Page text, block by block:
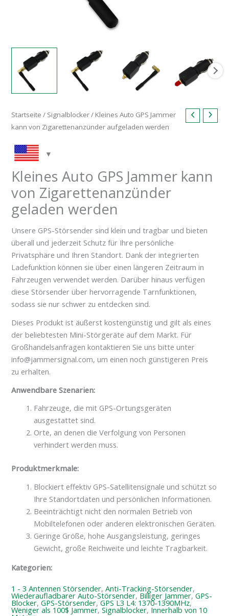
Startseite / Signalblocker/ Kleines Auto GPS Jammer
kann von Zigarettenanzünder aufgeladen werden
Kleines Auto GPS Jammer kann
von Zigarettenanzünder
geladen werden
Unsere GPS-Störsender sind klein und tragbar und bieten
überall und jederzeit Schutz für Ihre persönliche
Privatsphäre und Ihren Standort. Dank der integrierten
Ladefunktion können sie über einen längeren Zeitraum in
Fahrzeugen verwendet werden. Darüber hinaus verfügen
diese Störsender über hervorragende Tarnfunktionen,
sodass sie nur schwer zu entdecken sind.
Dieses Produkt ist äußerst kostengünstig und gilt als eines
der beliebtesten Mini-Störgeräte auf dem Markt. Für
Großhandelsanfragen kontaktieren Sie uns bitte unter
info@jammersignal.com, um einen noch günstigeren Preis
zu erhalten.
Anwendbare Szenarien:
Fahrzeuge, die mit GPS-Ortungsgeräten
ausgestattet sind.
Orte, an denen die Verfolgung von Personen
verhindert werden muss.
Produktmerkmale:
Blockiert effektiv GPS-Satellitensignale und schützt so
Ihre Standortdaten und persönlichen Informationen.
Beeinträchtigt nicht den normalen Betrieb von
Mobiltelefonen oder anderen elektronischen Geräten.
Geringe Größe, hohe Ausgangsleistung, geringes
Gewicht, große Reichweite und leichte Tragbarkeit.
Kategorien:
1 - 3 Antennen Störsender,Anti-Tracking-Störsender,
Wiederaufladbarer Auto-Störsender, Billiger Jammer,GPS-
Blocker,GPS-Störsender,GPS L3 L4: 1370-1390MHz,
Weniger als 100$ Jammer,Signalblocker, Innerhalb von 10